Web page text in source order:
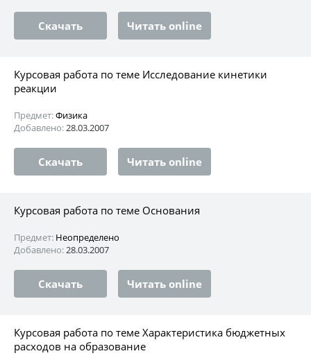
Скачать Читать online
Курсовая работа по теме Исследование кинетики
реакции
Предмет:Физика
Добавлено:28.03.2007
Скачать Читать online
Курсовая работа по теме Основания
Предмет: Неопределено
Добавлено:28.03.2007
Скачать Читать online
Курсовая работа по теме Характеристика бюджетных
расходов на образование